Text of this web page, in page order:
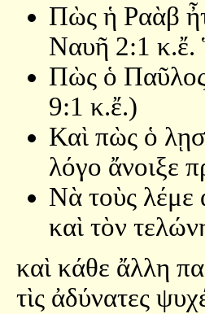
Πὼς ἡ Ραὰβ
Ναυῆ 2:1 κ.ἔ.
Πὼς ὁ Παῦλος
9:1 κ.ἔ.)
Καὶ πὼς ὁ
λόγο ἄνοιξε
Νὰ τοὺς λέμε
καὶ τὸν
καὶ κάθε ἄλλη
τὶς ἀδύνατες